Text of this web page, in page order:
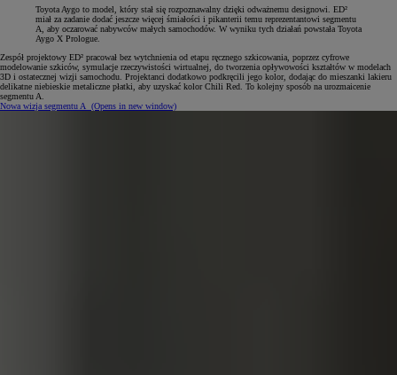
Toyota Aygo to model, który stał się rozpoznawalny dzięki odważnemu designowi. ED²
miał za zadanie dodać jeszcze więcej śmiałości i pikanterii temu reprezentantowi segmentu
A, aby oczarować nabywców małych samochodów. W wyniku tych działań powstała Toyota
Aygo X Prologue.
Zespół projektowy ED² pracował bez wytchnienia od etapu ręcznego szkicowania, poprzez cyfrowe
modelowanie szkiców, symulacje rzeczywistości wirtualnej, do tworzenia opływowości kształtów w modelach
3D i ostatecznej wizji samochodu. Projektanci dodatkowo podkręcili jego kolor, dodając do mieszanki lakieru
delikatne niebieskie metaliczne płatki, aby uzyskać kolor Chili Red. To kolejny sposób na urozmaicenie
segmentu A.
Nowa wizja segmentu A
(Opens in new window)